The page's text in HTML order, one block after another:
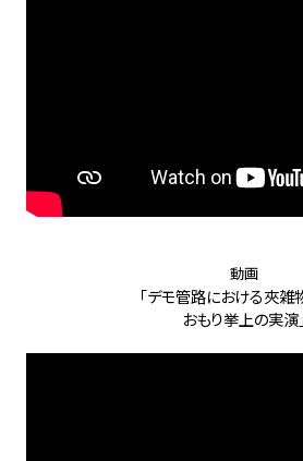
動画
「デモ管路における夾雑
おもり挙上の実演」